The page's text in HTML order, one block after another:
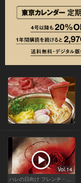
Vol.14
ハレの日向け フレンチ・高級店